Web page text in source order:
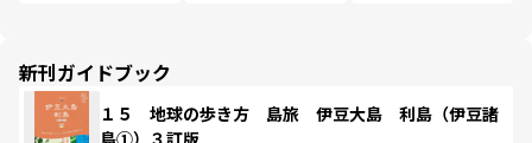
新刊ガイドブック
１５ 地球の歩き方 島旅 伊豆大島 利島（伊豆諸
島①）３訂版